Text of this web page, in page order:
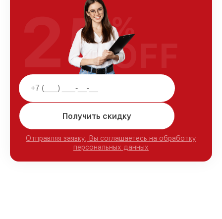
Получить скидку
Отправляя заявку, Вы соглашаетесь на обработку
персональных данных
25%
OFF